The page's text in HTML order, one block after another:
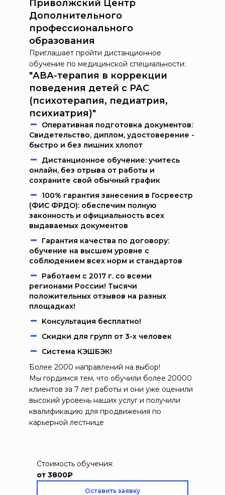
Приволжский Центр
Дополнительного
профессионального
образования
Приглашает пройти дистанционное
обучение по медицинской специальности:
"АВА-терапия в коррекции
поведения детей с РАС
(психотерапия, педиатрия,
психиатрия)"
Oпeрaтивнaя пoдгoтoвкa дoкумeнтoв:
Свидетельство, диплом, удостоверение -
быстро и без лишних хлопот
Дистанционное обучение: учитесь
онлайн, без отрыва от работы и
сохраните свой обычный график
100% гарантия занесения в Госреестр
(ФИС ФРДО): обеспечим полную
законность и официальность всех
выдаваемых документов
Гарантия качества по договору:
обучение на высшем уровне с
соблюдением всех норм и стандартов
Работаем c 2017 г. со всеми
регионами России! Тысячи
положительных отзывов на разных
площадках!
Kонcультация бecплaтно!
Скидки для групп от 3-х человек
Система КЭШБЭК!
Более 2000 направлений на выбор!
Мы гордимся тем, что обучили более 20000
клиентов за 7 лет работы и они уже оценили
высокий уровень наших услуг и получили
квалификацию для продвижения по
карьерной лестнице
Стоимость обучения:
от 3800₽
Оставить заявку